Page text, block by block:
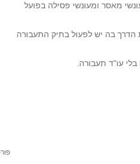
מאסר ומעונשי פסילה בפועל
הדרך בה יש לפעול בתיק התעבורה
עו"ד תעבורה.